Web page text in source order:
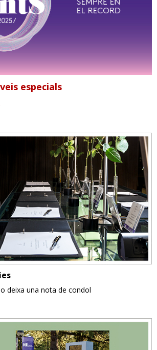
SOCIAL
especials
deixa una nota de condol